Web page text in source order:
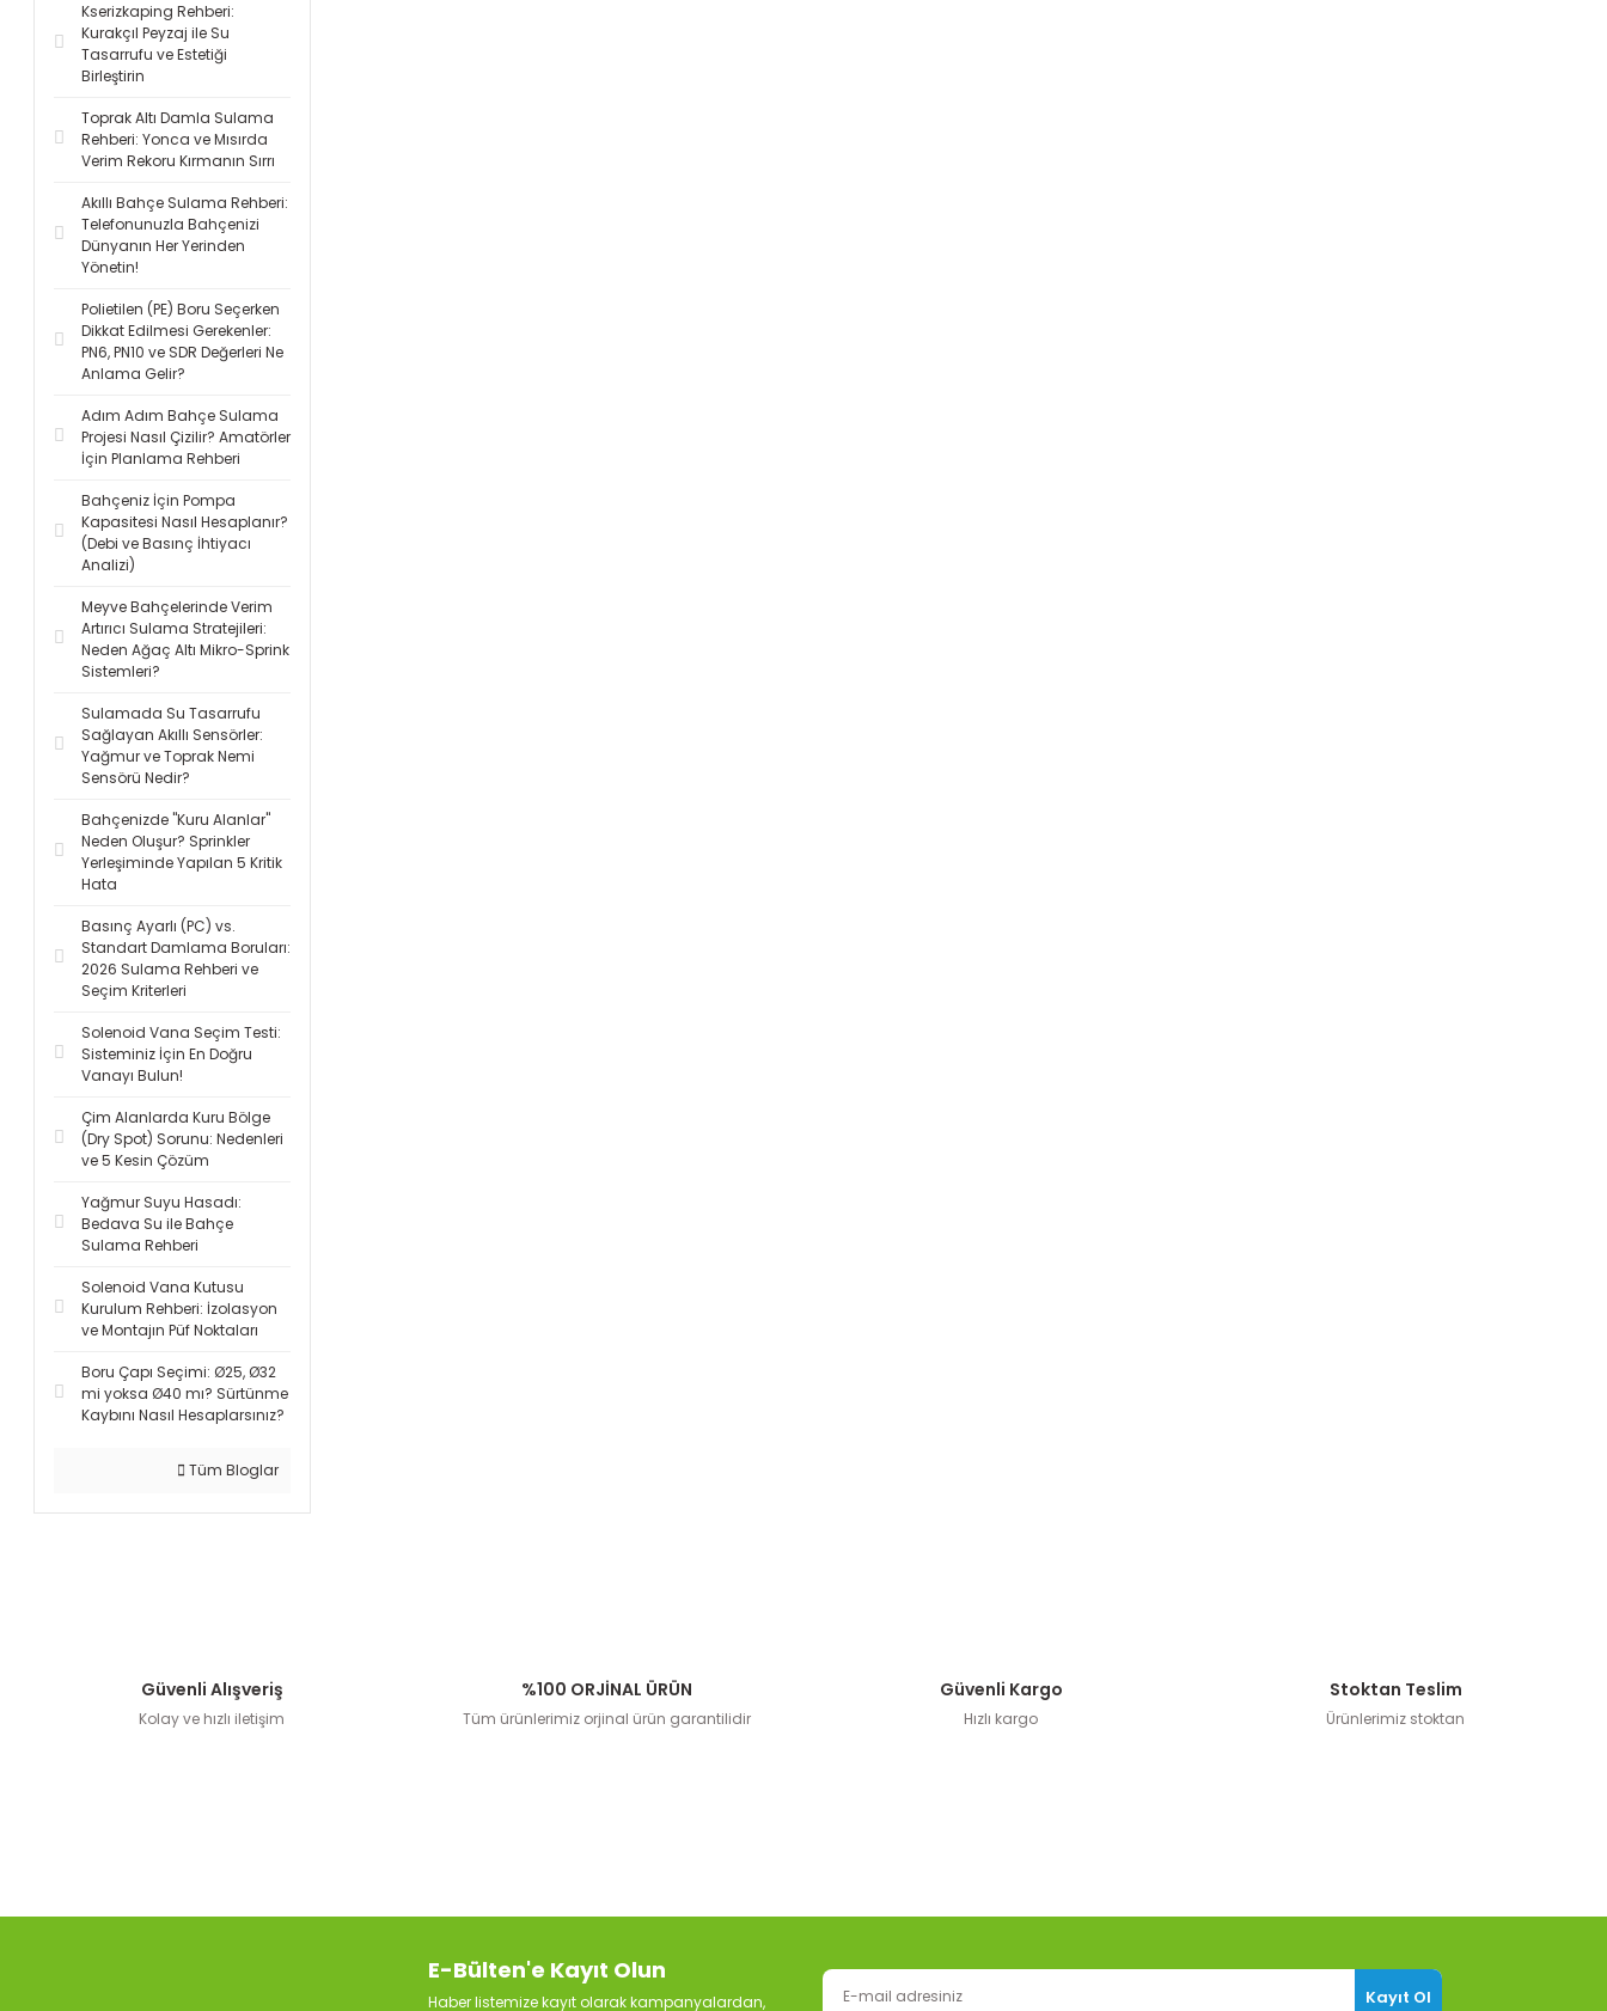
Kserizkaping Rehberi:
Kurakçıl Peyzaj ile Su
Tasarrufu ve Estetiği
Birleştirin
Toprak Altı Damla Sulama
Rehberi: Yonca ve Mısırda
Verim Rekoru Kırmanın Sırrı
Akıllı Bahçe Sulama Rehberi:
Telefonunuzla Bahçenizi
Dünyanın Her Yerinden
Yönetin!
Polietilen (PE) Boru Seçerken
Dikkat Edilmesi Gerekenler:
PN6, PN10 ve SDR Değerleri Ne
Anlama Gelir?
Adım Adım Bahçe Sulama
Projesi Nasıl Çizilir? Amatörler
İçin Planlama Rehberi
Bahçeniz İçin Pompa
Kapasitesi Nasıl Hesaplanır?
(Debi ve Basınç İhtiyacı
Analizi)
Meyve Bahçelerinde Verim
Artırıcı Sulama Stratejileri:
Neden Ağaç Altı Mikro-Sprink
Sistemleri?
Sulamada Su Tasarrufu
Sağlayan Akıllı Sensörler:
Yağmur ve Toprak Nemi
Sensörü Nedir?
Bahçenizde "Kuru Alanlar"
Neden Oluşur? Sprinkler
Yerleşiminde Yapılan 5 Kritik
Hata
Basınç Ayarlı (PC) vs.
Standart Damlama Boruları:
2026 Sulama Rehberi ve
Seçim Kriterleri
Solenoid Vana Seçim Testi:
Sisteminiz İçin En Doğru
Vanayı Bulun!
Çim Alanlarda Kuru Bölge
(Dry Spot) Sorunu: Nedenleri
ve 5 Kesin Çözüm
Yağmur Suyu Hasadı:
Bedava Su ile Bahçe
Sulama Rehberi
Solenoid Vana Kutusu
Kurulum Rehberi: İzolasyon
ve Montajın Püf Noktaları
Boru Çapı Seçimi: Ø25, Ø32
mi yoksa Ø40 mı? Sürtünme
Kaybını Nasıl Hesaplarsınız?
Tüm Bloglar
Güvenli Alışveriş
Kolay ve hızlı iletişim
%100 ORJİNAL ÜRÜN
Tüm ürünlerimiz orjinal ürün garantilidir
Güvenli Kargo
Hızlı kargo
Stoktan Teslim
Ürünlerimiz stoktan
E-Bülten'e Kayıt Olun
Haber listemize kayıt olarak kampanyalardan, Kayıt Ol